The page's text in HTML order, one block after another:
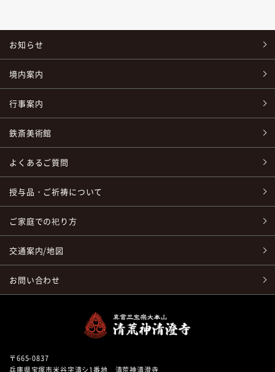
お知らせ
境内案内
行事案内
鉄斎美術館
よくあるご質問
授与品・ご祈祷について
ご家庭での祀り方
交通案内/地図
お問い合わせ
〒665-0837
兵庫県宝塚市米谷字清シ1番地 清荒神清澄寺